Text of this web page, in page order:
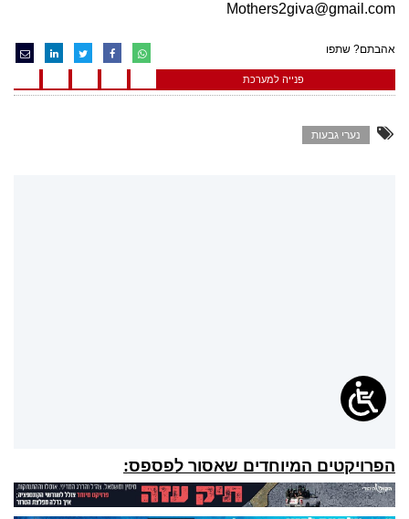
Mothers2giva@gmail.com
אהבתם? שתפו
פנייה למערכת
נערי גבעות
הפרויקטים המיוחדים שאסור לפספס: